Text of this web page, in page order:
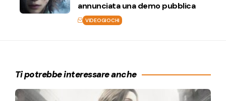
annunciata una demo pubblica
VIDEOGIOCHI
Ti potrebbe interessare anche